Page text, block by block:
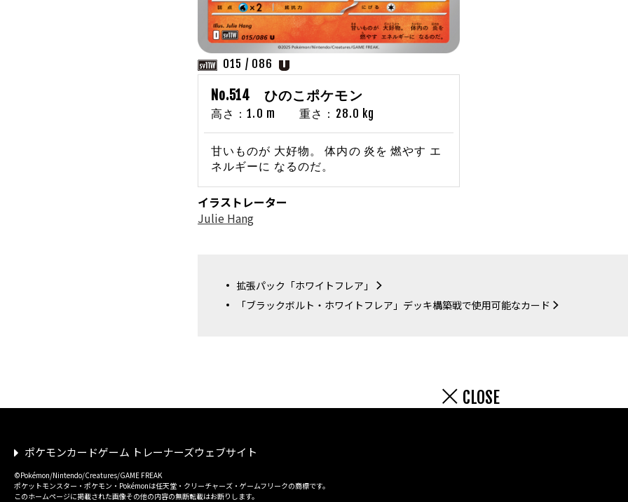
015 / 086
No.514 ひのこポケモン
高さ：1.0 m 重さ：28.0 kg
甘いものが 大好物。 体内の 炎を 燃やす エ
ネルギーに なるのだ。
イラストレーター
Julie Hang
拡張パック「ホワイトフレア」
「ブラックボルト・ホワイトフレア」デッキ構築戦で使用可能なカード
CLOSE
ポケモンカードゲーム トレーナーズウェブサイト
©Pokémon/Nintendo/Creatures/GAME FREAK
ポケットモンスター・ポケモン・Pokémonは任天堂・クリーチャーズ・ゲームフリークの商標です。
このホームページに掲載された画像その他の内容の無断転載はお断りします。